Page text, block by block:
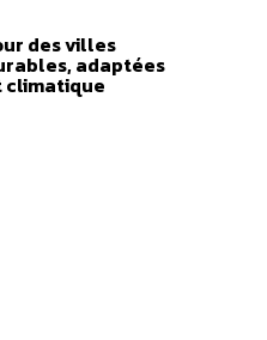
des villes
adaptées
climatique